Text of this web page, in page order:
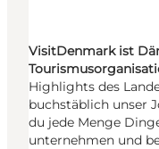
VisitDenmark ist
Highlights des
buchstäblich unser
du jede Menge
unternehmen und